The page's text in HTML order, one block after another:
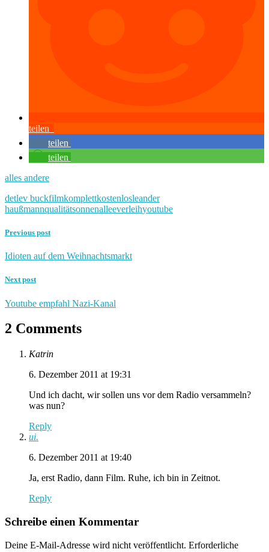
teilen
teilen
teilen
alles andere
detlev buckfilmkomplettkostenlosleander
haußmannqualitätsonnenalleeverleihyoutube
Previous post
Idioten auf dem Weihnachtsmarkt
Next post
Youtube empfahl Nazi-Kanal
2 Comments
Katrin
6. Dezember 2011 at 19:31
Und ich dacht, wir sollen uns vor dem Radio versammeln?
was nun?
Reply
ui.
6. Dezember 2011 at 19:40
Ja, erst Radio, dann Film. Ruhe, ich bin in Zeitnot.
Reply
Schreibe einen Kommentar
Deine E-Mail-Adresse wird nicht veröffentlicht. Erforderliche